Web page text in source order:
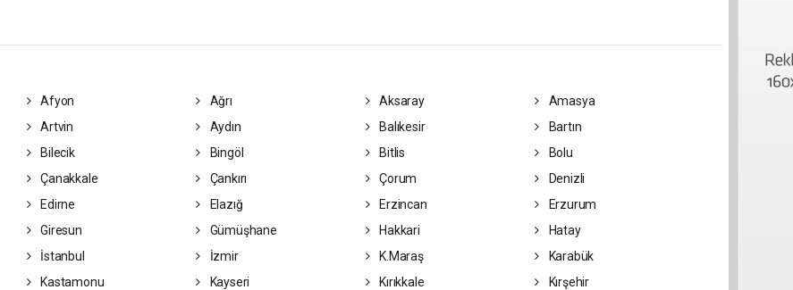
Afyon Ağrı Aksaray
Amasya
Artvin Aydın Balıkesir
Bartın
Bilecik Bingöl Bitlis
Bolu
Çanakkale Çankırı Çorum
Denizli
Edirne Elazığ Erzincan
Erzurum
Giresun Gümüşhane Hakkari
Hatay
İstanbul İzmir K.Maraş
Karabük
Kastamonu Kayseri Kırıkkale
Kırşehir